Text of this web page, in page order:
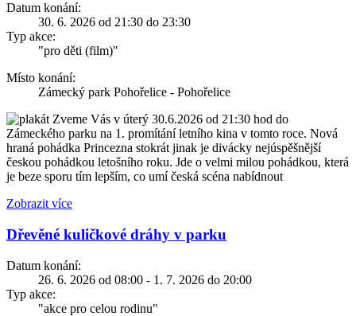
Datum konání:
30. 6. 2026 od 21:30 do 23:30
Typ akce:
"pro děti (film)"
Místo konání:
Zámecký park Pohořelice - Pohořelice
Zveme Vás v úterý 30.6.2026 od 21:30 hod do
Zámeckého parku na 1. promítání letního kina v tomto roce. Nová
hraná pohádka Princezna stokrát jinak je divácky nejúspěšnější
českou pohádkou letošního roku. Jde o velmi milou pohádkou, která
je beze sporu tím lepším, co umí česká scéna nabídnout
Zobrazit více
Dřevěné kuličkové dráhy v parku
Datum konání:
26. 6. 2026 od 08:00 - 1. 7. 2026 do 20:00
Typ akce:
"akce pro celou rodinu"